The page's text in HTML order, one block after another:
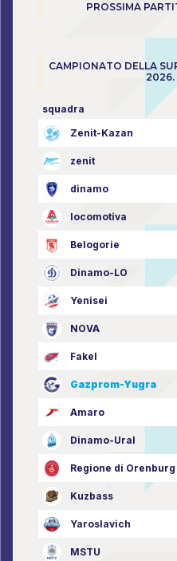
PROSSIMA
CAMPIONATO DELLA
2026.
squadra
Zenit-Kazan
zenit
dinamo
locomotiva
Belogorie
Dinamo-LO
Yenisei
NOVA
Fakel
Gazprom-Yugra
Amaro
Dinamo-Ural
Regione di Orenburg
Kuzbass
Yaroslavich
MSTU